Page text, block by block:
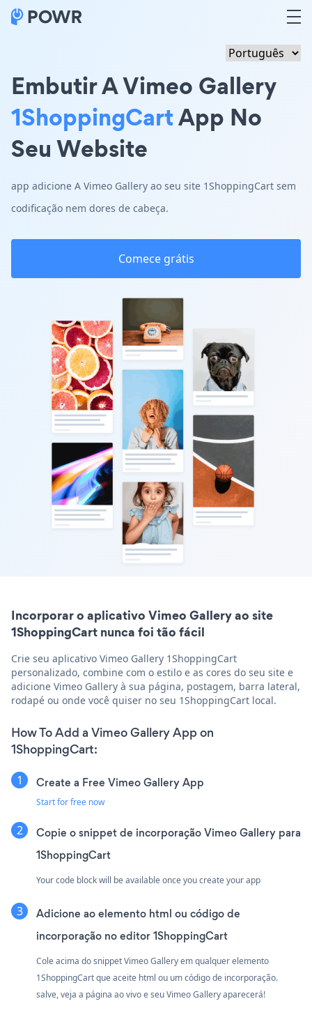
Embutir A Vimeo Gallery
1ShoppingCartApp No
Seu Website
app adicione A Vimeo Gallery ao seu site 1ShoppingCart sem
codificação nem dores de cabeça.
Comece grátis
Incorporar o aplicativo Vimeo Gallery ao site
1ShoppingCart nunca foi tão fácil
Crie seu aplicativo Vimeo Gallery 1ShoppingCart
personalizado, combine com o estilo e as cores do seu site e
adicione Vimeo Gallery à sua página, postagem, barra lateral,
rodapé ou onde você quiser no seu 1ShoppingCart local.
How To Add a Vimeo Gallery App on
1ShoppingCart:
Create a Free Vimeo Gallery App
Start for free now
Copie o snippet de incorporação Vimeo Gallery para
1ShoppingCart
Your code block will be available once you create your app
Adicione ao elemento html ou código de
incorporação no editor 1ShoppingCart
Cole acima do snippet Vimeo Gallery em qualquer elemento
1ShoppingCart que aceite html ou um código de incorporação.
salve, veja a página ao vivo e seu Vimeo Gallery aparecerá!